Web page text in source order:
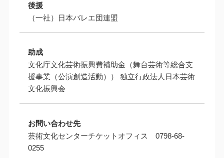
後援
（一社）日本バレエ団連盟
助成
文化庁文化芸術振興費補助金（舞台芸術等総合支
援事業（公演創造活動）） 独立行政法人日本芸術
文化振興会
お問い合わせ先
芸術文化センターチケットオフィス 0798-68-
0255